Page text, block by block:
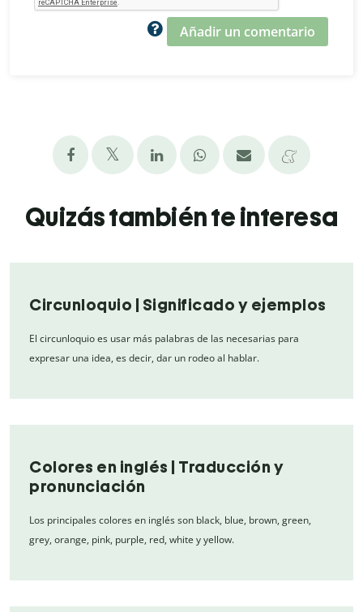
Añadir un comentario
Quizás también te interesa
Circunloquio | Significado y ejemplos
El circunloquio es usar más palabras de las necesarias para
expresar una idea, es decir, dar un rodeo al hablar.
Colores en inglés | Traducción y
pronunciación
Los principales colores en inglés son black, blue, brown, green,
grey, orange, pink, purple, red, white y yellow.